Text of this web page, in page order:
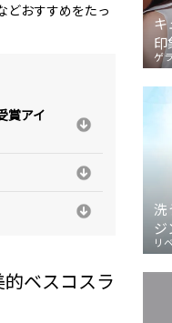
どおすすめをたっ
賞アイ
ベスコスラ
キ
印
ゲ
洗
ジ
リ